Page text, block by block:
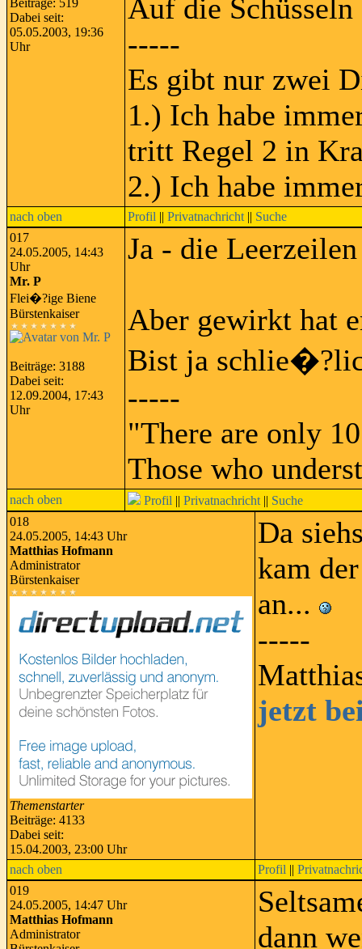
Beiträge: 519
Dabei seit:
05.05.2003, 19:36
Uhr
Auf die
-----
Es gibt nur zwei
1.) Ich habe
tritt Regel 2 in
2.) Ich habe
nach oben Profil || Privatnachricht || Suche
017
24.05.2005, 14:43
Uhr
Mr. P
Flei�?ige Biene
Bürstenkaiser
Beiträge: 3188
Dabei seit:
12.09.2004, 17:43
Uhr
Ja - die
Aber gewirkt hat
Bist ja
-----
"There are only
Those who
nach oben Profil || Privatnachricht || Suche
018
24.05.2005, 14:43 Uhr
Matthias Hofmann
Administrator
Bürstenkaiser
Themenstarter
Beiträge: 4133
Dabei seit:
15.04.2003, 23:00 Uhr
Da
kam
an...
-----
jetzt
nach oben Profil ||
019
24.05.2005, 14:47 Uhr
Matthias Hofmann
Administrator
dann